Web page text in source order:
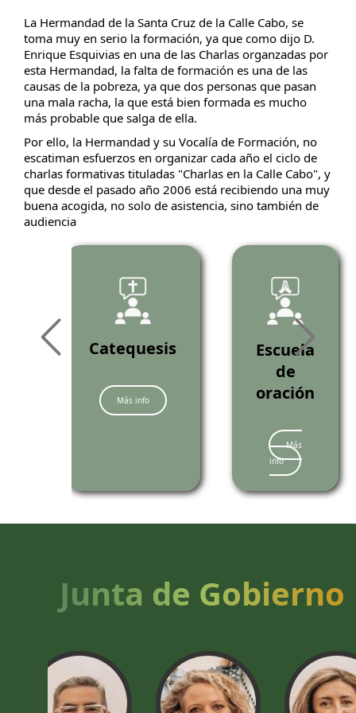
La Hermandad de la Santa Cruz de la Calle Cabo, se
toma muy en serio la formación, ya que como dijo D.
Enrique Esquivias en una de las Charlas organzadas por
esta Hermandad, la falta de formación es una de las
causas de la pobreza, ya que dos personas que pasan
una mala racha, la que está bien formada es mucho
más probable que salga de ella.
Por ello, la Hermandad y su Vocalía de Formación, no
escatiman esfuerzos en organizar cada año el ciclo de
charlas formativas tituladas "Charlas en la Calle Cabo", y
que desde el pasado año 2006 está recibiendo una muy
buena acogida, no solo de asistencia, sino también de
audiencia
Catequesis
Más info
Escuela
de
oración
Más
info
Junta de Gobierno